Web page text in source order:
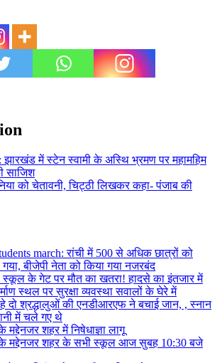
में स्टेन स्वामी के अस्थि भ्रमण पर महामहिम
साजिश
को चेतावनी, चिट्ठी लिखकर कहा- पंजाब की
march: रांची में 500 से अधिक छात्रों को
गया, बीजेपी नेता को किया गया नजरबंद
स्कूल के गेट पर मौत का खतरा! हादसे का इंतजार में
स्थल पर सुरक्षा व्यवस्था सवालों के घेरे में
दो श्रद्धालुओं की एनडीआरएफ ने बचाई जान, , स्नान
में चले गए थे
शहर में निषेधाज्ञा लागू
मद्देनजर शहर के सभी स्कूल आज सुबह 10:30 बजे